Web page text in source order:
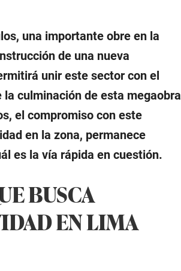
una importante obre en la
de una nueva
unir este sector con el
culminación de esta megaobra
el compromiso con este
en la zona, permanece
es la vía rápida en cuestión.
BUSCA
EN LIMA